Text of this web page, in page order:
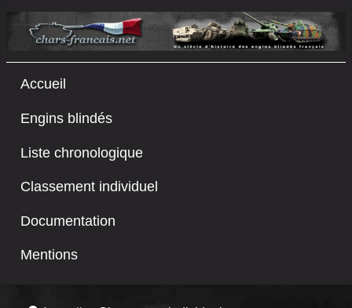
Accueil
Engins blindés
Liste chronologique
Classement individuel
Documentation
Mentions